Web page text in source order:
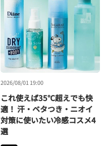
2026/08/01 19:00
これ使えば35℃超えでも快
適！ 汗・ベタつき・ニオイ
対策に使いたい冷感コスメ4
選